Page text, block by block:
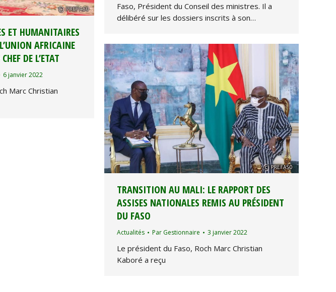
ET HUMANITAIRES
AFRICAINE
DE L’ETAT
6 janvier 2022
Marc Christian
Faso, Président du Conseil des ministres. Il a
délibéré sur les dossiers inscrits à son…
TRANSITION AU MALI: LE RAPPORT DES
ASSISES NATIONALES REMIS AU PRÉSIDENT
DU FASO
Actualités Par Gestionnaire 3 janvier 2022
Le président du Faso, Roch Marc Christian
Kaboré a reçu